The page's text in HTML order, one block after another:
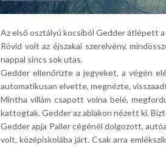
Az első osztályú kocsiból Gedder átlépett a
Rövid volt az éjszakai szerelvény,
nappal sincs sok utas.
Gedder ellenőrizte a jegyeket, a végén
automatikusan elvette, megnézte,
Mintha villám csapott volna belé,
kattogtak. Gedder az ablakon nézett ki.
Gedder apja Paller cégénél dolgozott,
volt, középiskolába járt. Csak arra